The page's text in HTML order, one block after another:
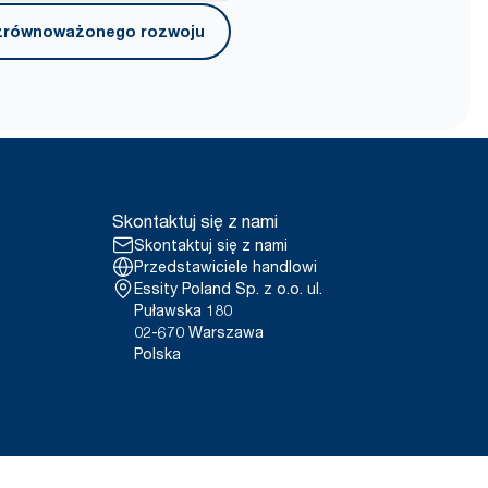
do artykułów Tork 110767
gilzą
przenoszenia
rozwoju
Skontaktuj się z nami
Skontaktuj się z nami
Przedstawiciele handlowi
Essity Poland Sp. z o.o. ul.
Puławska 180
02-670 Warszawa
Polska